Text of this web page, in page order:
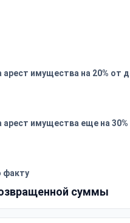
арест имущества на 20% от
арест имущества еще на
факту
суммы